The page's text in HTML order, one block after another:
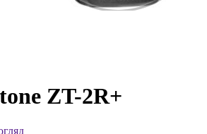
ZT-2R+